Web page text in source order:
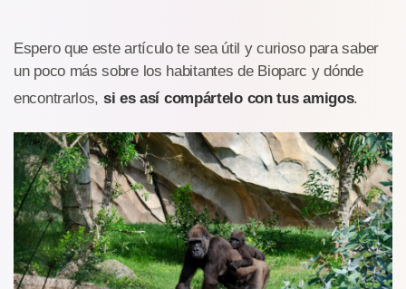
Espero que este artículo te sea útil y curioso para saber
un poco más sobre los habitantes de Bioparc y dónde
encontrarlos, si es así compártelo con tus amigos.